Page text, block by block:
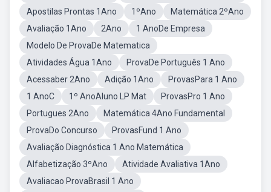
Apostilas Prontas 1Ano
1ºAno
Matemática 2ºAno
Avaliação 1Ano
2Ano
1 AnoDe Empresa
Modelo De ProvaDe Matematica
Atividades Água 1Ano
ProvaDe Português 1 Ano
Acessaber 2Ano
Adição 1Ano
ProvasPara 1 Ano
1 AnoC
1º AnoAluno LP Mat
ProvasPro 1 Ano
Portugues 2Ano
Matemática 4Ano Fundamental
ProvaDo Concurso
ProvasFund 1 Ano
Avaliação Diagnóstica 1 Ano Matemática
Alfabetização 3ºAno
Atividade Avaliativa 1Ano
Avaliacao ProvaBrasil 1 Ano